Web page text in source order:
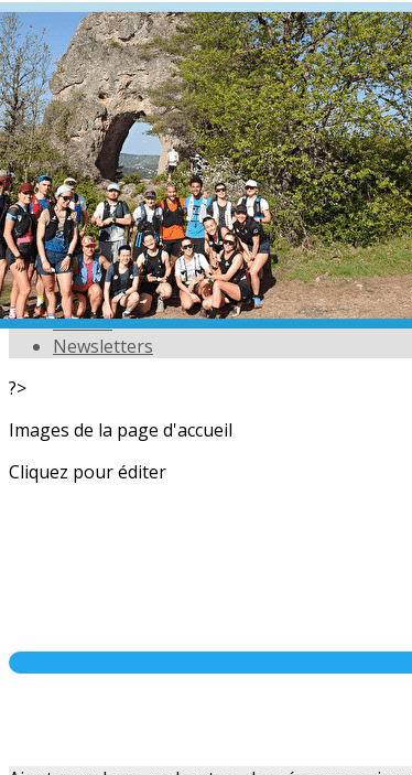
Exporter les lignes sélectionnées
Exporter toutes les colonnes
Exporter uniquement les colonnes affichées
Menu
<
>
L'équipe
Nos partenaires
Actualités
Calendrier
Photos
Newsletters
?>
Images de la page d'accueil
Cliquez pour éditer